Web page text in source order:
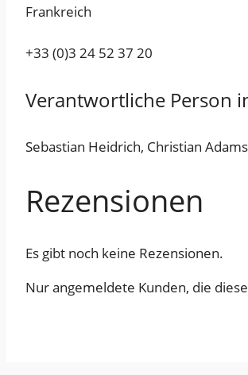
Frankreich
+33 (0)3 24 52 37 20
Verantwortliche Person
Sebastian Heidrich, Christian Adams
Rezensionen
Es gibt noch keine Rezensionen.
Nur angemeldete Kunden, die